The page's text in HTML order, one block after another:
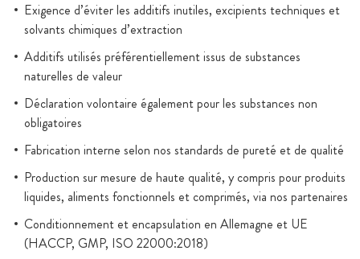
Exigence d’éviter les additifs inutiles, excipients techniques et
solvants chimiques d’extraction
Additifs utilisés préférentiellement issus de substances
naturelles de valeur
Déclaration volontaire également pour les substances non
obligatoires
Fabrication interne selon nos standards de pureté et de qualité
Production sur mesure de haute qualité, y compris pour produits
liquides, aliments fonctionnels et comprimés, via nos partenaires
Conditionnement et encapsulation en Allemagne et UE
(HACCP, GMP, ISO 22000:2018)